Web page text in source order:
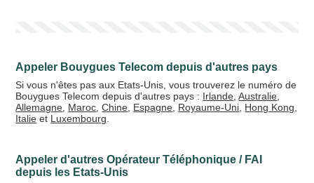
+5% de bonus
Appeler Bouygues Telecom depuis d'autres pays
Si vous n'êtes pas aux Etats-Unis, vous trouverez le numéro de
Bouygues Telecom depuis d'autres pays : Irlande ,Australie
Allemagne Maroc ,Chine Espagne Royaume-Uni Hong Kong
Italie et Luxembourg
Appeler d'autres Opérateur Téléphonique / FAI
depuis les Etats-Unis